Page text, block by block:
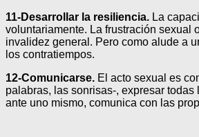
11-Desarrollar la resiliencia. La
voluntariamente. La frustración sexual
invalidez general. Pero como alude a
los contratiempos.
12-Comunicarse. El acto sexual es
palabras, las sonrisas-, expresar
ante uno mismo, comunica con las